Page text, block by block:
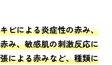
ビによる炎症性の赤み、
み、敏感肌の刺激反応に
による赤みなど、種類に